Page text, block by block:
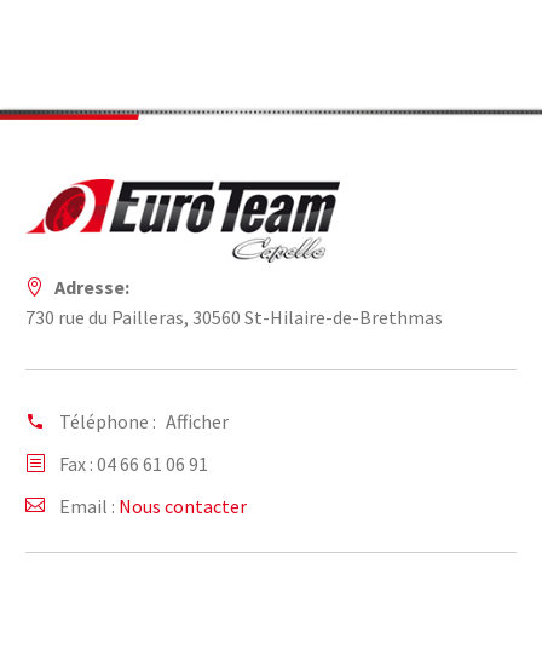
Adresse:
730 rue du Pailleras, 30560 St-Hilaire-de-Brethmas
Téléphone : Afficher
Fax : 04 66 61 06 91
Email : Nous contacter